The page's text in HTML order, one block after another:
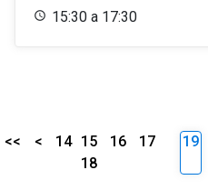
15:30 a 17:30
<< < 14 15 16
17
18
19